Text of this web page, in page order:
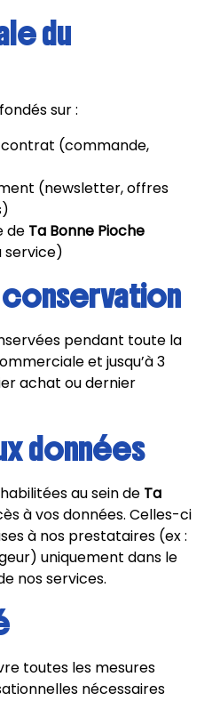
du
sur :
contrat (commande,
(newsletter, offres
de Ta Bonne Pioche
service)
conservation
pendant toute la
et jusqu’à 3
achat ou dernier
données
au sein de Ta
à vos données. Celles-ci
à nos prestataires (ex :
uniquement dans le
nos services.
toutes les mesures
nécessaires